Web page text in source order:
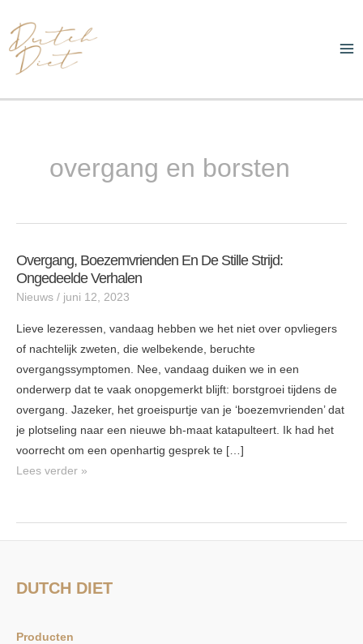
naar
de
inhoud
overgang en borsten
Overgang, Boezemvrienden En De Stille Strijd:
Ongedeelde Verhalen
Nieuws / juni 12, 2023
Lieve lezeressen, vandaag hebben we het niet over opvliegers
of nachtelijk zweten, die welbekende, beruchte
overgangssymptomen. Nee, vandaag duiken we in een
onderwerp dat te vaak onopgemerkt blijft: borstgroei tijdens de
overgang. Jazeker, het groeispurtje van je ‘boezemvrienden’ dat
je plotseling naar een nieuwe bh-maat katapulteert. Ik had het
voorrecht om een openhartig gesprek te […]
Overgang,
Boezemvrienden
en
Lees verder »
DUTCH DIET
Producten